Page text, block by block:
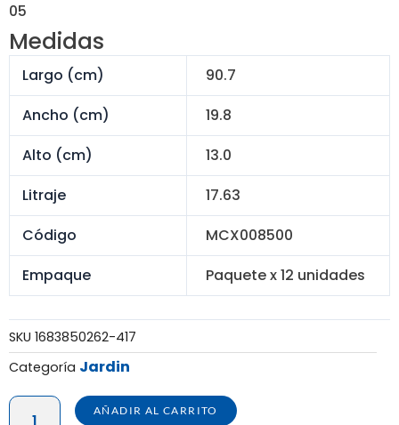
S/ 336.00.S/ 213.60.
05
Medidas
Largo (cm)
90.7
Ancho (cm)
19.8
Alto (cm)
13.0
Litraje
17.63
Código
MCX008500
Empaque
Paquete x 12 unidades
SKU 1683850262-417
Categoría Jardin
MACETA
AÑADIR AL CARRITO